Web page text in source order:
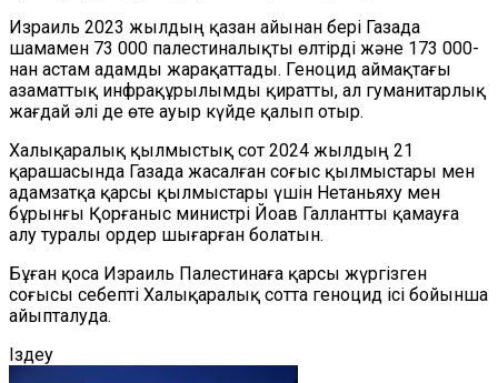
Израиль 2023 жылдың қазан айынан бері Газада
шамамен 73 000 палестиналықты өлтірді және 173 000-
нан астам адамды жарақаттады. Геноцид аймақтағы
азаматтық инфрақұрылымды қиратты, ал гуманитарлық
жағдай әлі де өте ауыр күйде қалып отыр.
Халықаралық қылмыстық сот 2024 жылдың 21
қарашасында Газада жасалған соғыс қылмыстары мен
адамзатқа қарсы қылмыстары үшін Нетаньяху мен
бұрынғы Қорғаныс министрі Йоав Галлантты қамауға
алу туралы ордер шығарған болатын.
Бұған қоса Израиль Палестинаға қарсы жүргізген
соғысы себепті Халықаралық сотта геноцид ісі бойынша
айыпталуда.
Іздеу